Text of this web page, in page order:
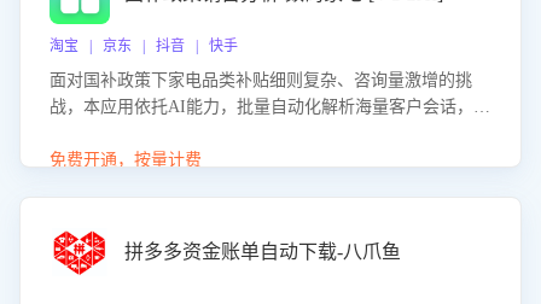
淘宝 | 京东 | 抖音 | 快手
面对国补政策下家电品类补贴细则复杂、咨询量激增的挑
战，本应用依托AI能力，批量自动化解析海量客户会话，精
购买意向，深度洞察决策动因。同时全面评估客服团队政策
度、客服转化能力及销售业绩。
免费开通，按量计费
拼多多资金账单自动下载-八爪鱼